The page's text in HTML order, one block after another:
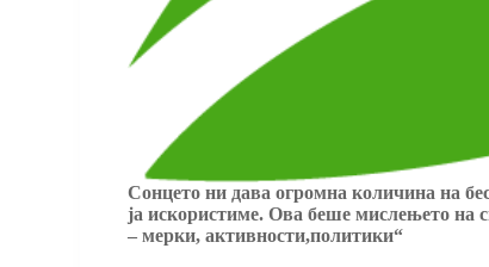
Сонцето ни дава огромна количина на
ја искористиме. Oва беше мислењето на
– мерки, активности,политики“